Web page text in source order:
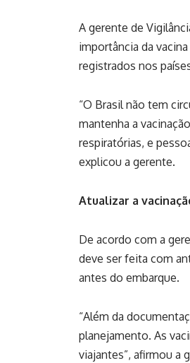
A gerente de
importância da
registrados nos
“O Brasil não tem
mantenha a
respiratórias, e
explicou a gerente.
Atualizar a
De acordo com a
deve ser feita com
antes do embarque.
“Além da
planejamento. As
viajantes”, afirmou a